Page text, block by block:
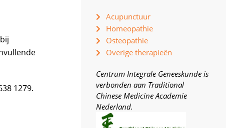
1279.
Acupunctuur
Homeopathie
Osteopathie
Overige therapieën
Centrum Integrale Geneeskunde is
verbonden aan Traditional
Chinese Medicine Academie
Nederland.